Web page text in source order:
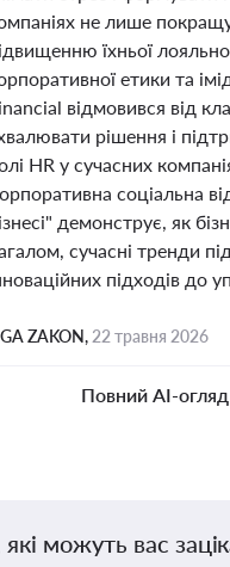
не лише
їхньої
етики та
відмовився від
рішення і
HR у сучасних
соціальна
демонструє, як
сучасні тренди
підходів до
ZAKON, 22 травня 2026
Повний AI-огляд
можуть вас